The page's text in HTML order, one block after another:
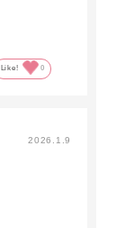
ーコン作
Like! 0
2026.1.9